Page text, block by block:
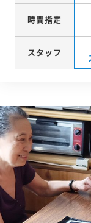
時間指定
スタッフ